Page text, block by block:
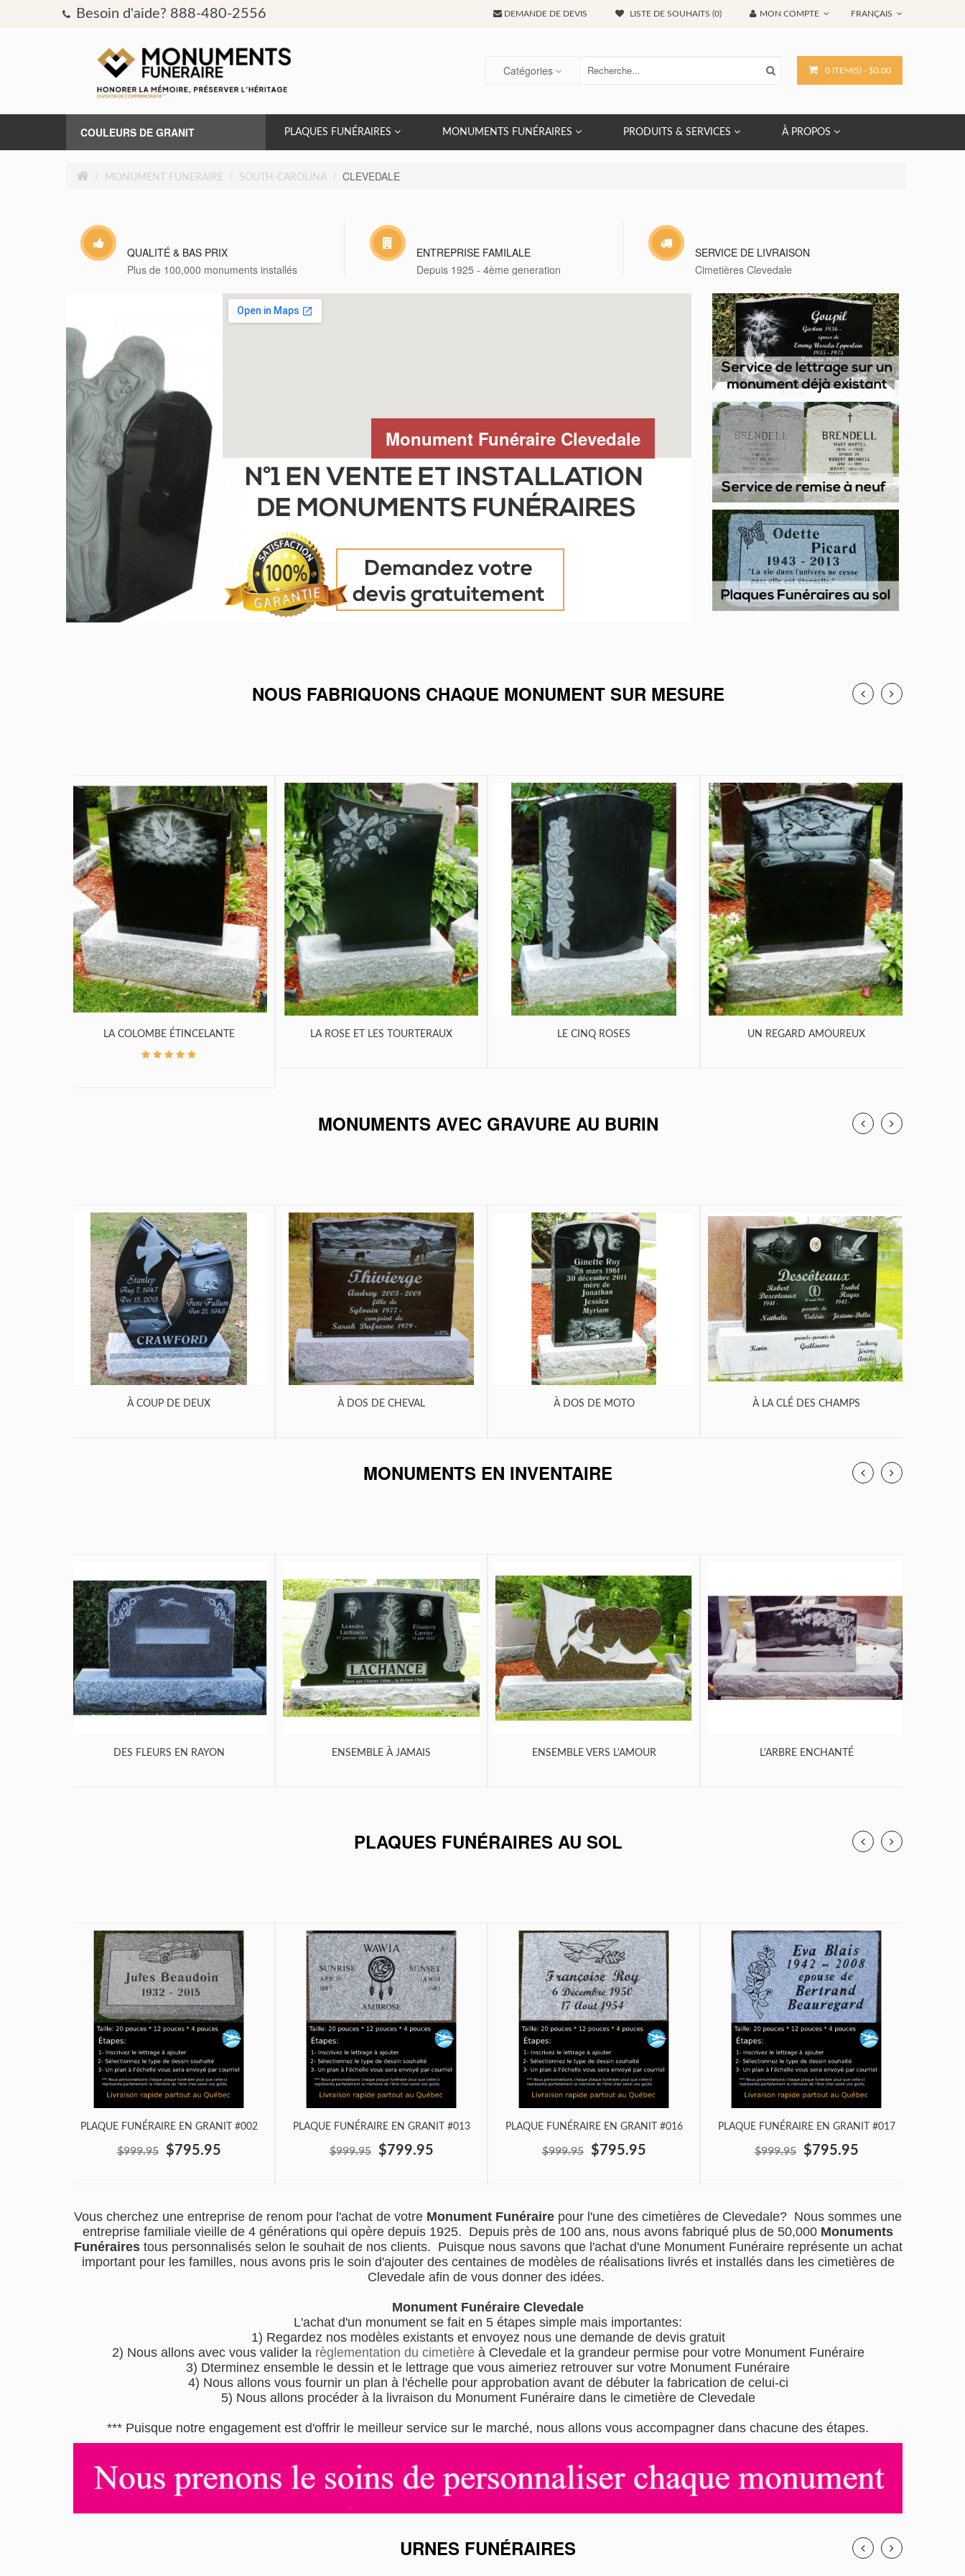
Besoin d'aide? 888-480-2556 FRANÇAIS
DEMANDE DE DEVIS LISTE DE SOUHAITS (0) MON COMPTE
0 ITEM(S) - $0.00
Catégories
PLAQUES FUNÉRAIRES MONUMENTS FUNÉRAIRES PRODUITS & SERVICES À PROPOS
COULEURS DE GRANIT
BLEU PERLE
BRITZ BLEU
GRIS DE BARRÉ FERRÉ
NOIR
PARADISO
ROSE LAURENTIEN
ROUGE INDIEN
VERT TROPICAL
MONUMENT FUNERAIRE SOUTH-CAROLINA CLEVEDALE
QUALITÉ & BAS PRIX
Plus de 100,000 monuments installés
ENTREPRISE FAMILALE
Depuis 1925 - 4ème generation
SERVICE DE LIVRAISON
Cimetières Clevedale
Monument Funéraire Clevedale
NOUS FABRIQUONS CHAQUE MONUMENT SUR MESURE
LA COLOMBE ÉTINCELANTE LA ROSE ET LES TOURTERAUX LE CINQ ROSES UN REGARD AMOUREUX
MONUMENTS AVEC GRAVURE AU BURIN
À COUP DE DEUX À DOS DE CHEVAL À DOS DE MOTO À LA CLÉ DES CHAMPS
MONUMENTS EN INVENTAIRE
DES FLEURS EN RAYON ENSEMBLE À JAMAIS ENSEMBLE VERS L'AMOUR L'ARBRE ENCHANTÉ
PLAQUES FUNÉRAIRES AU SOL
PLAQUE FUNÉRAIRE EN GRANIT #002
$999.95 $795.95
PLAQUE FUNÉRAIRE EN GRANIT #013
$999.95 $799.95
PLAQUE FUNÉRAIRE EN GRANIT #016
$999.95 $795.95
PLAQUE FUNÉRAIRE EN GRANIT #017
$999.95 $795.95
Vous cherchez une entreprise de renom pour l'achat de votre Monument Funéraire pour l'une des cimetières de Clevedale? Nous sommes une
entreprise familiale vieille de 4 générations qui opère depuis 1925. Depuis près de 100 ans, nous avons fabriqué plus de 50,000 Monuments
Funérairestous personnalisés selon le souhait de nos clients. Puisque nous savons que l'achat d'une Monument Funéraire représente un achat
important pour les familles, nous avons pris le soin d'ajouter des centaines de modèles de réalisations livrés et installés dans les cimetières de
Clevedale afin de vous donner des idées.
Monument Funéraire Clevedale
L'achat d'un monument se fait en 5 étapes simple mais importantes:
1) Regardez nos modèles existants et envoyez nous une demande de devis gratuit
2) Nous allons avec vous valider la règlementation du cimetièreà Clevedale et la grandeur permise pour votre Monument Funéraire
3) Dterminez ensemble le dessin et le lettrage que vous aimeriez retrouver sur votre Monument Funéraire
4) Nous allons vous fournir un plan à l'échelle pour approbation avant de débuter la fabrication de celui-ci
5) Nous allons procéder à la livraison du Monument Funéraire dans le cimetière de Clevedale
*** Puisque notre engagement est d'offrir le meilleur service sur le marché, nous allons vous accompagner dans chacune des étapes.
URNES FUNÉRAIRES